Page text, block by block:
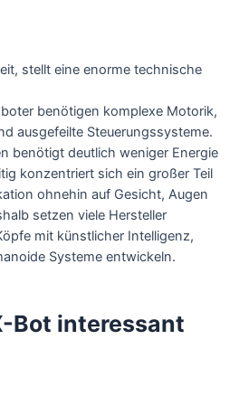
stellt eine enorme technische
benötigen komplexe Motorik,
ausgefeilte Steuerungssysteme.
benötigt deutlich weniger Energie
konzentriert sich ein großer Teil
ohnehin auf Gesicht, Augen
setzen viele Hersteller
mit künstlicher Intelligenz,
Systeme entwickeln.
Bot interessant